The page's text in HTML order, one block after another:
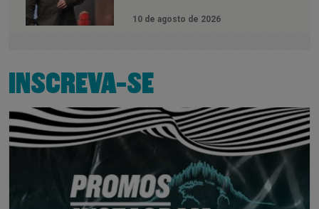
10 de agosto de 2026
INSCREVA-SE